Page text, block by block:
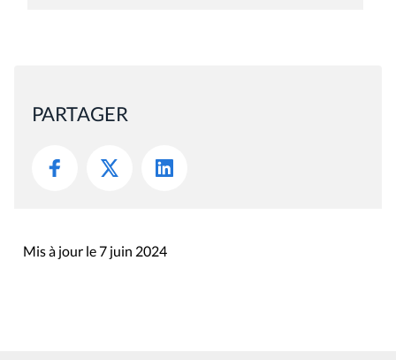
PARTAGER
Mis à jour le 7 juin 2024